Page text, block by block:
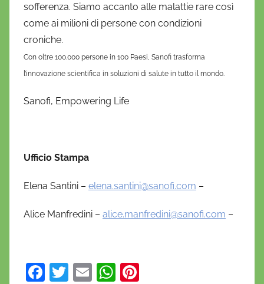
sofferenza. Siamo accanto alle malattie rare così
come ai milioni di persone con condizioni
croniche.
Con oltre 100.000 persone in 100 Paesi, Sanofi trasforma
l’innovazione scientifica in soluzioni di salute in tutto il mondo.
Sanofi, Empowering Life
Ufficio Stampa
Elena Santini – elena.santini@sanofi.com –
Alice Manfredini – alice.manfredini@sanofi.com –
F
T
E
W